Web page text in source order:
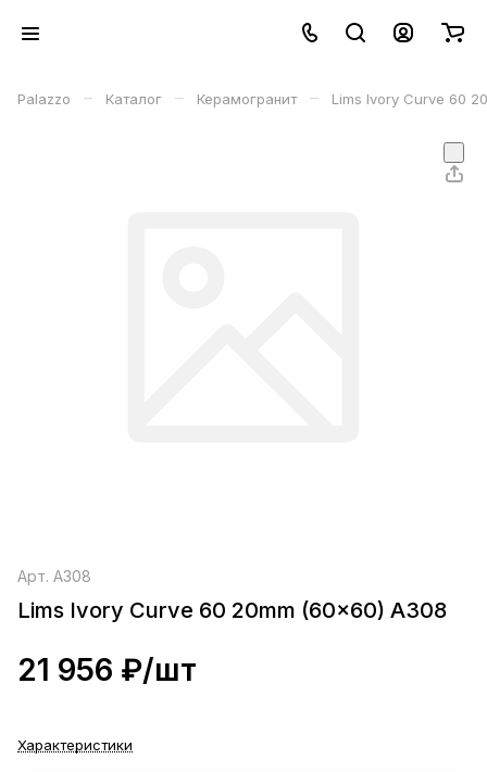
Palazzo – Каталог – Керамогранит – Lims Ivory Curve 60
Арт. A308
Lims Ivory Curve 60 20mm (60x60) A308
21 956 ₽/шт
Характеристики